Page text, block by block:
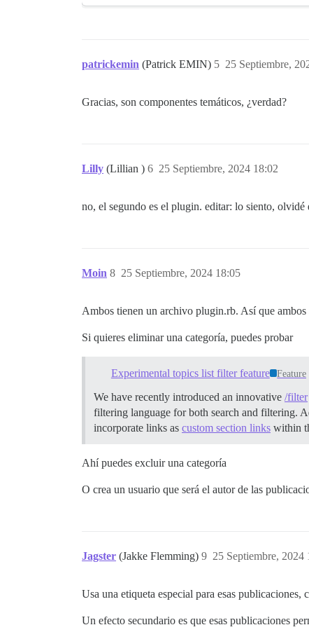
patrickemin (Patrick EMIN) 25 Septiembre,
5
Gracias, son componentes temáticos, ¿verdad?
Lilly (Lillian ) 25 Septiembre, 2024 18:02
6
no, el segundo es el plugin. editar: lo siento,
Moin 25 Septiembre, 2024 18:05
8
Ambos tienen un archivo plugin.rb. Así que ambos
Si quieres eliminar una categoría, puedes probar
Experimental topics list filter feature Feature
We have recently introduced an innovative /filter
filtering language for both search and filtering.
incorporate links as custom section links within
Ahí puedes excluir una categoría
O crea un usuario que será el autor de las
Jagster (Jakke Flemming) 25 Septiembre, 2024
9
Usa una etiqueta especial para esas
Un efecto secundario es que esas publicaciones